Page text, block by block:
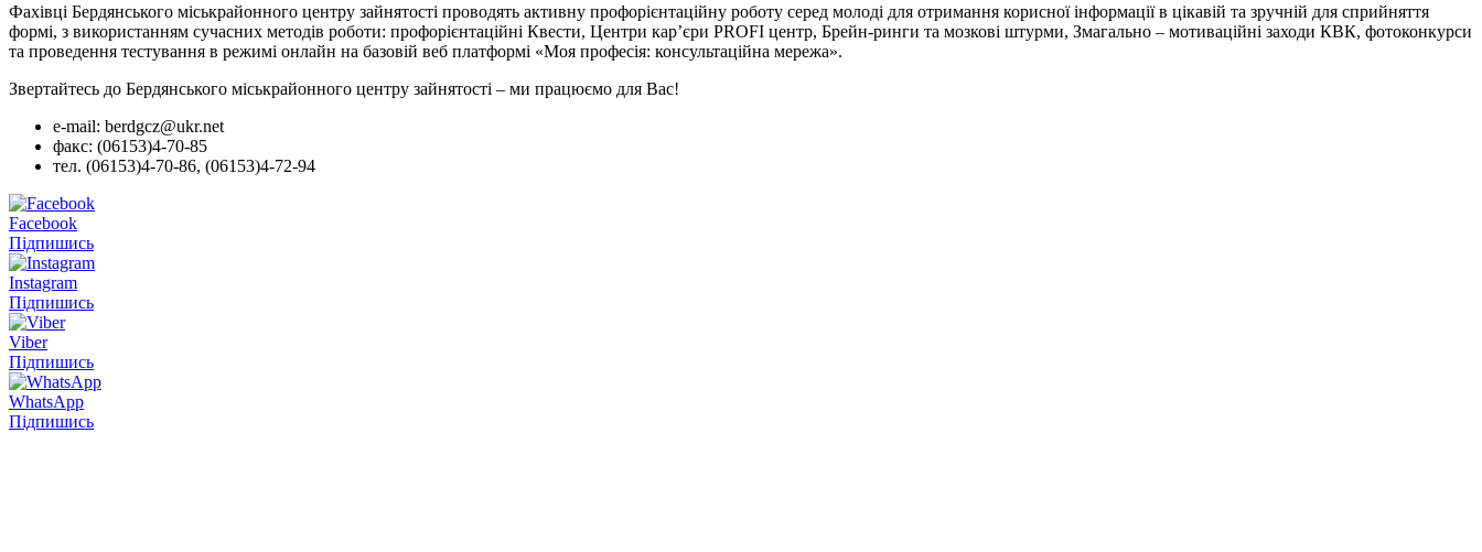
Фахівці Бердянського міськрайонного центру зайнятості проводять активну профорієнтаційну роботу серед молоді для отримання корисної інформації в цікавій та зручній для сприйняття
формі, з використанням сучасних методів роботи: профорієнтаційні Квести, Центри кар’єри PROFI центр, Брейн-ринги та мозкові штурми, Змагально – мотиваційні заходи КВК, фотоконкурси
та проведення тестування в режимі онлайн на базовій веб платформі «Моя професія: консультаційна мережа».
Звертайтесь до Бердянського міськрайонного центру зайнятості – ми працюємо для Вас!
e-mail: berdgcz@ukr.net
факс: (06153)4-70-85
тел. (06153)4-70-86, (06153)4-72-94
Facebook
Підпишись
Instagram
Підпишись
Viber
Підпишись
WhatsApp
Підпишись